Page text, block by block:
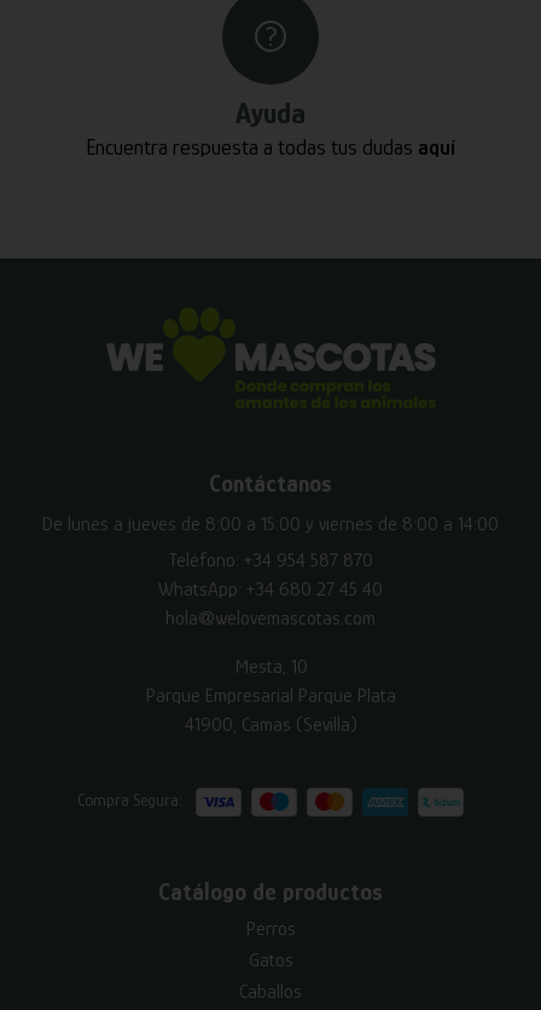
Ayuda
Encuentra respuesta a todas tus dudas aquí
Contáctanos
De lunes a jueves de 8:00 a 15:00 y viernes de 8:00 a 14:00
Teléfono: +34 954 587 870
WhatsApp: +34 680 27 45 40
hola@welovemascotas.com
Mesta, 10
Parque Empresarial Parque Plata
41900, Camas (Sevilla)
Compra Segura:
Catálogo de productos
Perros
Gatos
Caballos